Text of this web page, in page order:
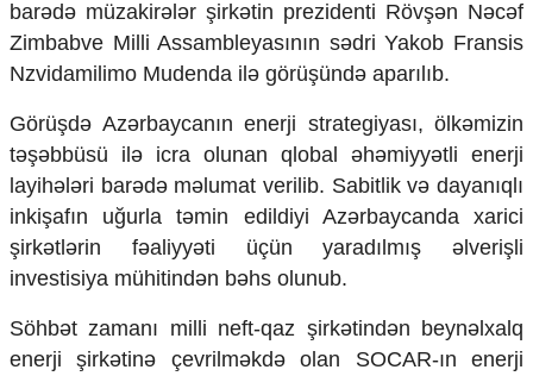
Elm və təhsil
Mədəniyyət
Yüksəliş hekayəsi
Mədəniyyətimizin Zəfəri
Zəfər Diasporu
Səhiyyə
Ailə və uşaq
Turizm
İqtisadiyyat
İqtisadi xəbərlər
Energetika
barədə müzakirələr şirkətin prezidenti Rövşən Nəcəf
Zimbabve Milli Assambleyasının sədri Yakob Fransis
Nzvidamilimo Mudenda ilə görüşündə aparılıb.
Görüşdə Azərbaycanın enerji strategiyası, ölkəmizin
təşəbbüsü ilə icra olunan qlobal əhəmiyyətli enerji
layihələri barədə məlumat verilib. Sabitlik və dayanıqlı
inkişafın uğurla təmin edildiyi Azərbaycanda xarici
şirkətlərin fəaliyyəti üçün yaradılmış əlverişli
investisiya mühitindən bəhs olunub.
Söhbət zamanı milli neft-qaz şirkətindən beynəlxalq
enerji şirkətinə çevrilməkdə olan SOCAR-ın enerji